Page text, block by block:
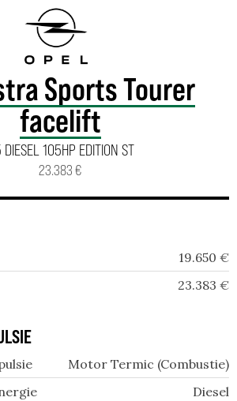
Sports Tourer
facelift
DIESEL 105HP EDITION ST
23.383 €
19.650 €
23.383 €
Motor Termic (Combustie)
Diesel